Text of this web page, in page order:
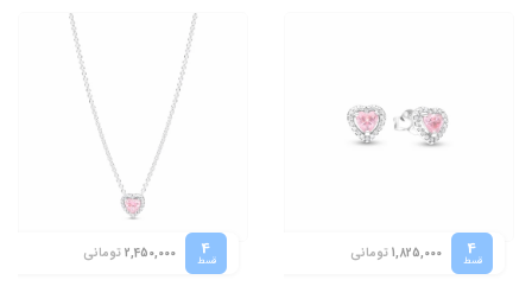
4
قسط 1,825,000 تومانی 4
قسط 2,450,000 تومانی